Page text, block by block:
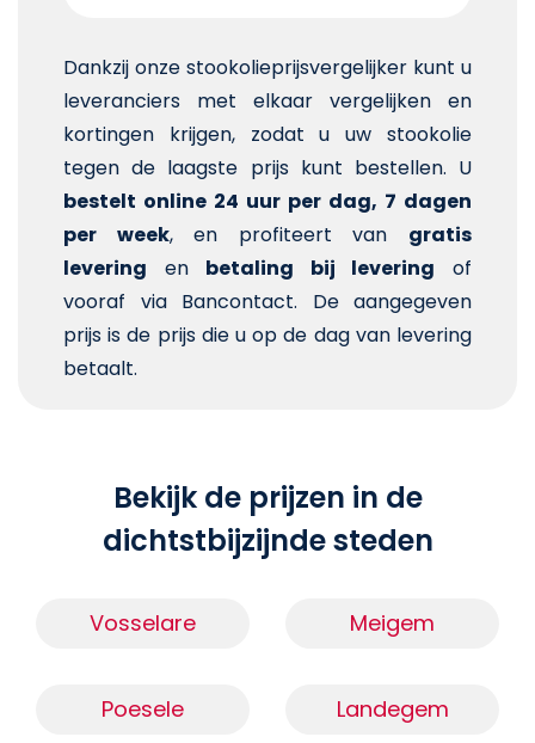
Dankzij onze stookolieprijsvergelijker kunt u
leveranciers met elkaar vergelijken en
kortingen krijgen, zodat u uw stookolie
tegen de laagste prijs kunt bestellen. U
bestelt online 24 uur per dag, 7 dagen
per week, en profiteert van gratis
levering en betaling bij levering of
vooraf via Bancontact. De aangegeven
prijs is de prijs die u op de dag van levering
betaalt.
Bekijk de prijzen in de
dichtstbijzijnde steden
Vosselare Meigem
Poesele Landegem